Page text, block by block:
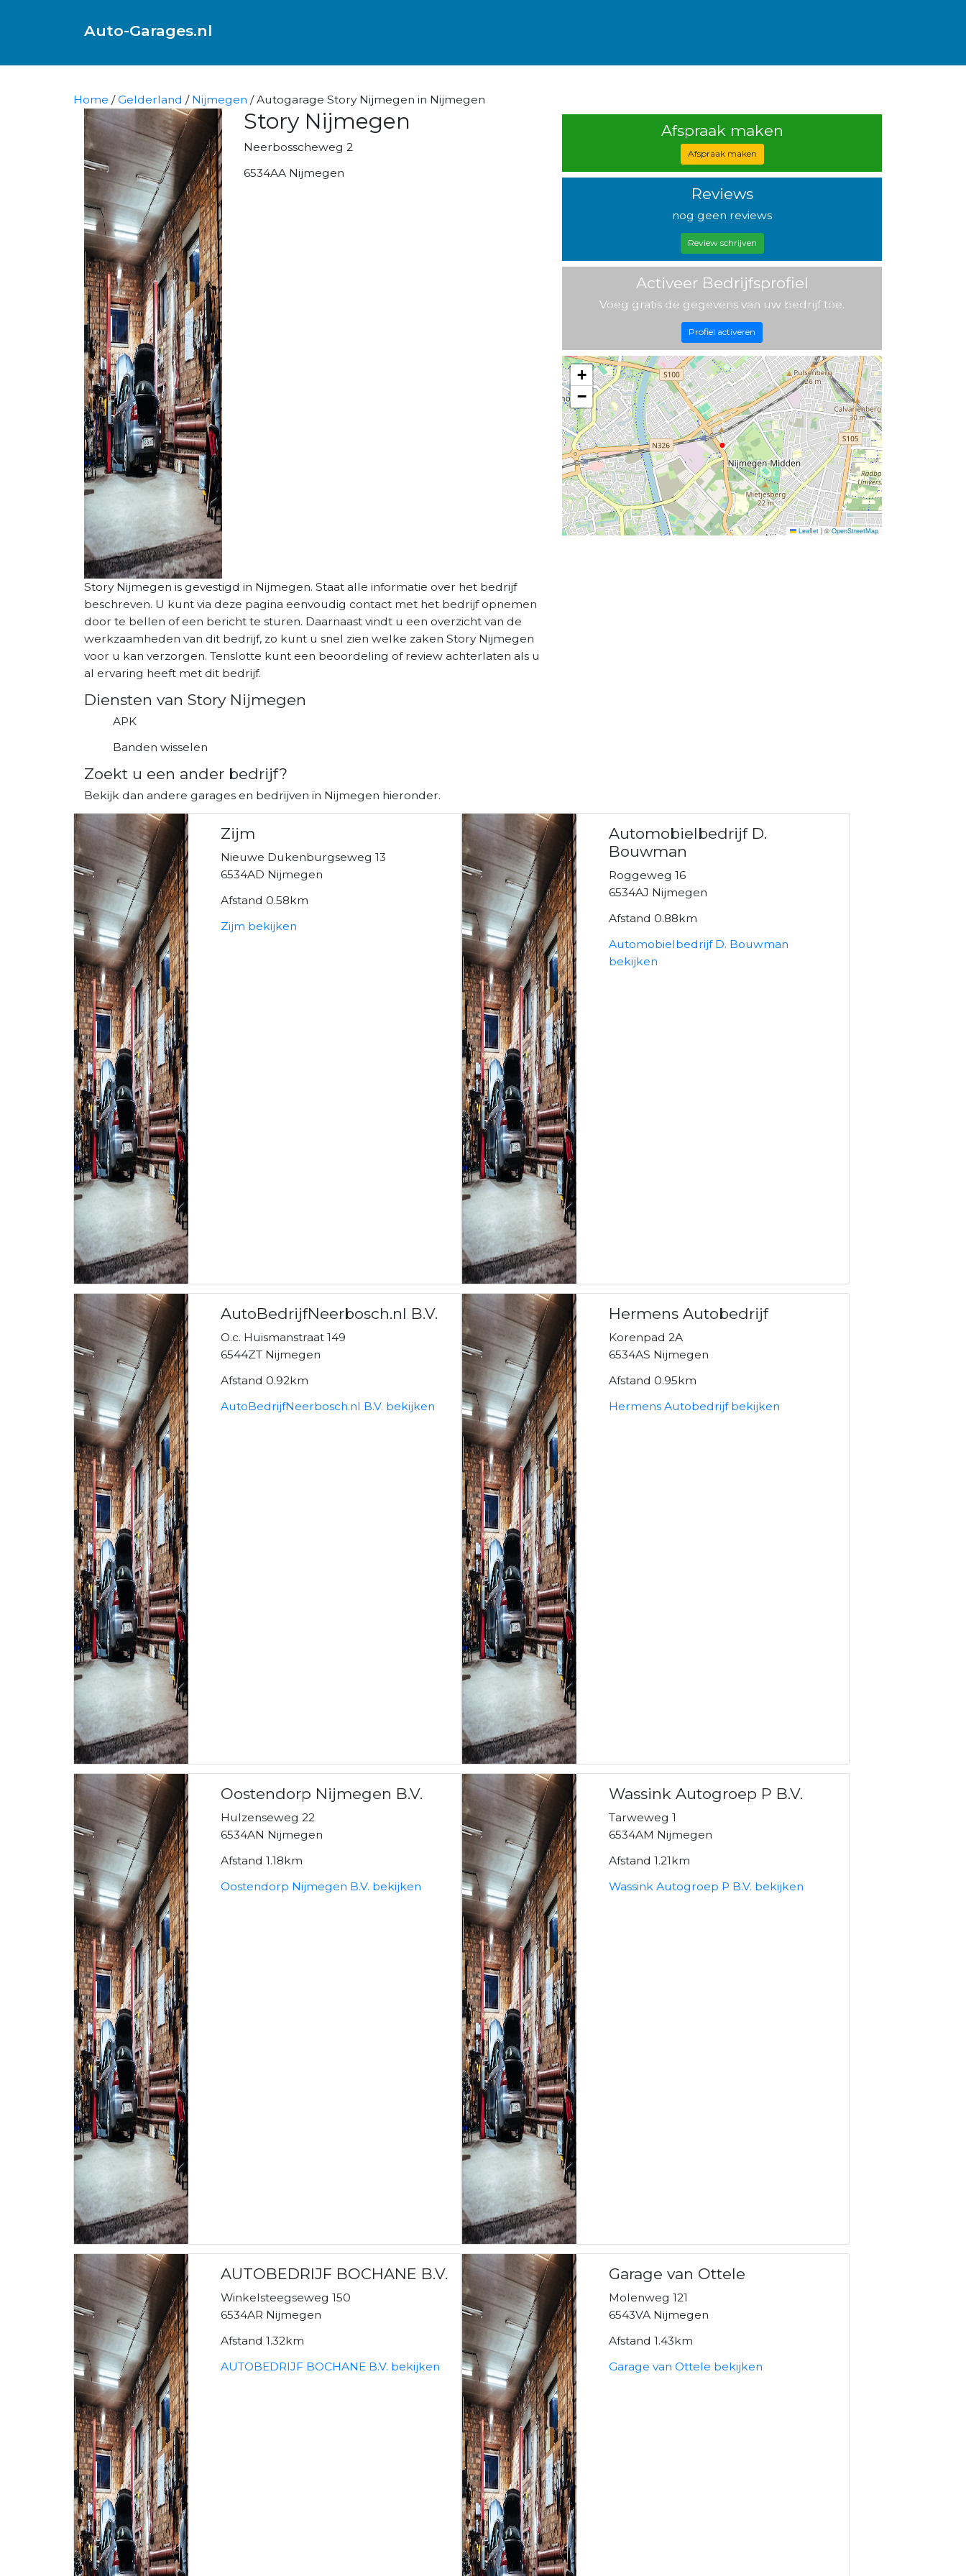
Auto-Garages.nl
Home /Gelderland / Nijmegen / Autogarage Story Nijmegen in Nijmegen
Story Nijmegen
Neerbosscheweg 2
6534AA Nijmegen
Story Nijmegen is gevestigd in Nijmegen. Staat alle informatie over het bedrijf
beschreven. U kunt via deze pagina eenvoudig contact met het bedrijf opnemen
door te bellen of een bericht te sturen. Daarnaast vindt u een overzicht van de
werkzaamheden van dit bedrijf, zo kunt u snel zien welke zaken Story Nijmegen
voor u kan verzorgen. Tenslotte kunt een beoordeling of review achterlaten als u
al ervaring heeft met dit bedrijf.
Diensten van Story Nijmegen
APK
Banden wisselen
Afspraak maken
Afspraak maken
Reviews
nog geen reviews
Review schrijven
Activeer Bedrijfsprofiel
Voeg gratis de gegevens van uw bedrijf toe.
Profiel activeren
+
−
Leaflet | © OpenStreetMap
Zoekt u een ander bedrijf?
Bekijk dan andere garages en bedrijven in Nijmegen hieronder.
Zijm
Nieuwe Dukenburgseweg 13
6534AD Nijmegen
Afstand 0.58km
Zijm bekijken
Automobielbedrijf D.
Bouwman
Roggeweg 16
6534AJ Nijmegen
Afstand 0.88km
Automobielbedrijf D. Bouwman
bekijken
AutoBedrijfNeerbosch.nl B.V.
O.c. Huismanstraat 149
6544ZT Nijmegen
Afstand 0.92km
AutoBedrijfNeerbosch.nl B.V. bekijken
Hermens Autobedrijf
Korenpad 2A
6534AS Nijmegen
Afstand 0.95km
Hermens Autobedrijf bekijken
Oostendorp Nijmegen B.V.
Hulzenseweg 22
6534AN Nijmegen
Afstand 1.18km
Oostendorp Nijmegen B.V. bekijken
Wassink Autogroep P B.V.
Tarweweg 1
6534AM Nijmegen
Afstand 1.21km
Wassink Autogroep P B.V. bekijken
AUTOBEDRIJF BOCHANE B.V.
Winkelsteegseweg 150
6534AR Nijmegen
Afstand 1.32km
AUTOBEDRIJF BOCHANE B.V. bekijken
Garage van Ottele
Molenweg 121
6543VA Nijmegen
Afstand 1.43km
Garage van Ottele bekijken